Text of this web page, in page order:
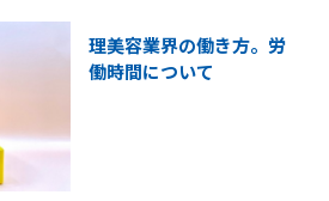
理美容業界の働き方。労
働時間について